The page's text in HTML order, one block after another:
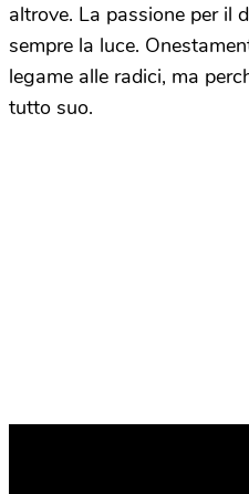
altrove. La passione per il
sempre la luce.
legame alle radici, ma
tutto suo.